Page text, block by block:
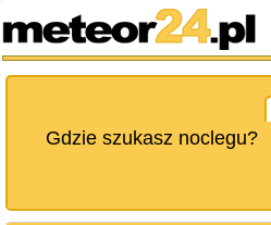
Gdzie szukasz noclegu?